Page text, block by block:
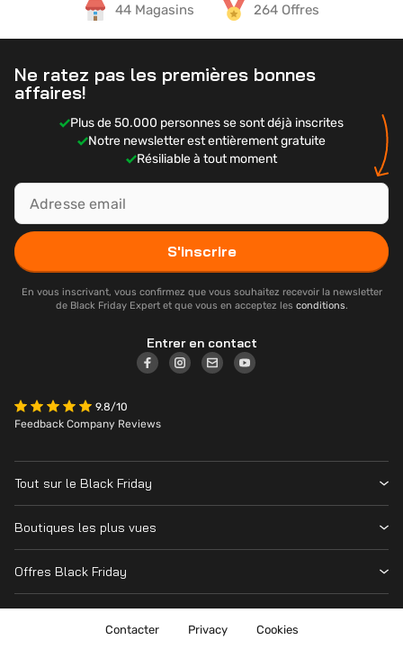
44 Magasins 264 Offres
Ne ratez pas les premières bonnes
affaires!
Plus de 50.000 personnes se sont déjà inscrites
Notre newsletter est entièrement gratuite
Résiliable à tout moment
S'inscrire
En vous inscrivant, vous confirmez que vous souhaitez recevoir la newsletter
de Black Friday Expert et que vous en acceptez les conditions.
Entrer en contact
9.8/10
Feedback Company Reviews
Tout sur le Black Friday
Magasins
Cyber Monday
Boutiques les plus vues
MediaMarkt
Offres Black Friday
Contacter Privacy Cookies